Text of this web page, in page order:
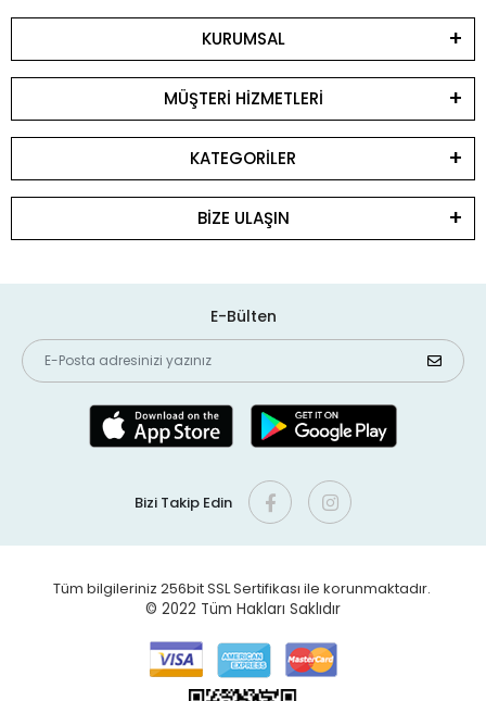
KURUMSAL
MÜŞTERİ HİZMETLERİ
KATEGORİLER
BİZE ULAŞIN
E-Bülten
Bizi Takip Edin
Tüm bilgileriniz 256bit SSL Sertifikası ile korunmaktadır.
© 2022 Tüm Hakları Saklıdır